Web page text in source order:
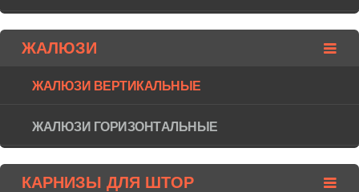
ЖАЛЮЗИ
ЖАЛЮЗИ ВЕРТИКАЛЬНЫЕ
ЖАЛЮЗИ ГОРИЗОНТAЛЬНЫЕ
КАРНИЗЫ ДЛЯ ШТОР